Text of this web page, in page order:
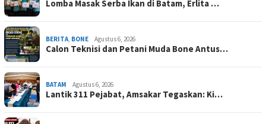
Lomba Masak Serba Ikan di Batam, Erlita …
BERITA, BONE Agustus 6, 2026
Calon Teknisi dan Petani Muda Bone Antus…
BATAM Agustus 6, 2026
Lantik 311 Pejabat, Amsakar Tegaskan: Ki…